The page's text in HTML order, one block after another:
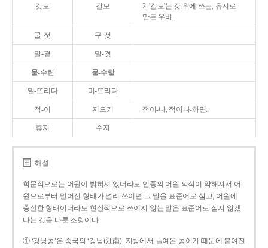
갓모 갈모
2. '갈모'는 갓 위에 쓰는, 유지로
만든 우비.
굴-젓 구-젓
말-곁 말-겻
물-수란 물-수랄
밀-뜨리다 미-뜨리다
적-이 저으기 적이-나, 적이나-하면.
휴지 수지
해설
학문적으로는 어원이 밝혀져 있더라도 언중의 어원 의식이 약해져서 어
원으로부터 멀어진 형태가 널리 쓰이면 그 말을 표준어로 삼고, 어원에
충실한 형태이더라도 현실적으로 쓰이지 않는 말은 표준어로 삼지 않겠
다는 것을 다룬 조항이다.
① ‘강낭콩’은 중국의 ‘강남(江南)’ 지방에서 들여온 콩이기 때문에 붙여진